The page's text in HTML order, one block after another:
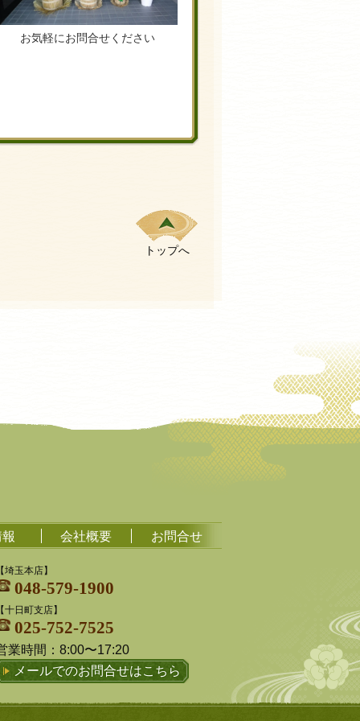
お気軽にお問合せください
トップへ
会社概要 お問合せ
埼玉本店】
048-579-1900
十日町支店】
025-752-7525
業時間： 8:00〜17:20
メールでのお問合せはこちら